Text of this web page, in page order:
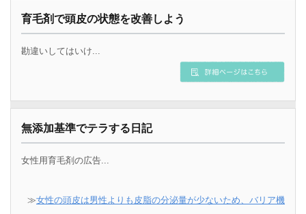
育毛剤で頭皮の状態を改善しよう
勘違いしてはいけ...
無添加基準でテラする日記
女性用育毛剤の広告...
≫女性の頭皮は男性よりも皮脂の分泌量が少ないため、バリア機